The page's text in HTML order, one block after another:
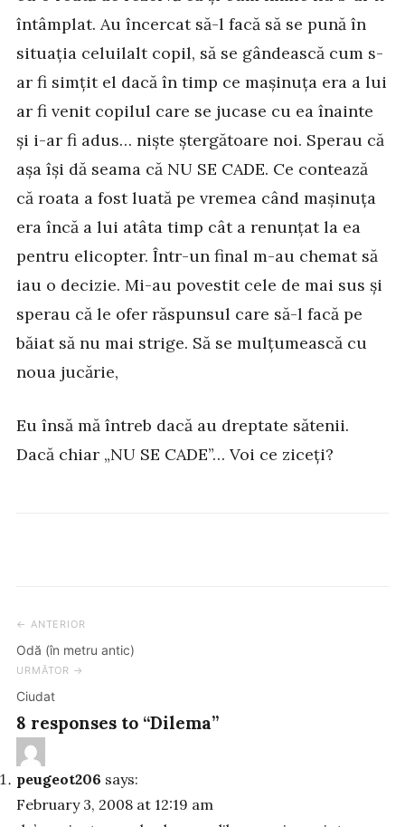
întâmplat. Au încercat să-l facă să se pună în
situația celuilalt copil, să se gândească cum s-
ar fi simțit el dacă în timp ce mașinuța era a lui
ar fi venit copilul care se jucase cu ea înainte
și i-ar fi adus… niște ștergătoare noi. Sperau că
așa își dă seama că NU SE CADE. Ce contează
că roata a fost luată pe vremea când mașinuța
era încă a lui atâta timp cât a renunțat la ea
pentru elicopter. Într-un final m-au chemat să
iau o decizie. Mi-au povestit cele de mai sus și
sperau că le ofer răspunsul care să-l facă pe
băiat să nu mai strige. Să se mulțumească cu
noua jucărie,
Eu însă mă întreb dacă au dreptate sătenii.
Dacă chiar „NU SE CADE”… Voi ce ziceți?
Post
navigation
← ANTERIOR
Odă (în metru antic)
URMĂTOR →
Ciudat
8 responses to “Dilema”
peugeot206 says:
February 3, 2008 at 12:19 am